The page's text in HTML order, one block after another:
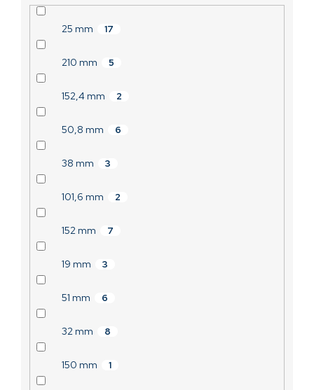
25 mm 17
210 mm 5
152,4 mm 2
50,8 mm 6
38 mm 3
101,6 mm 2
152 mm 7
19 mm 3
51 mm 6
32 mm 8
150 mm 1